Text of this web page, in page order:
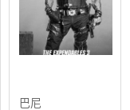
巴尼